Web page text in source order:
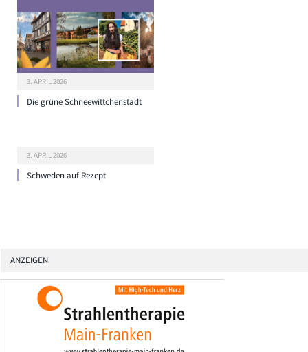
3. APRIL 2026
Die grüne Schneewittchenstadt
3. APRIL 2026
Schweden auf Rezept
ANZEIGEN